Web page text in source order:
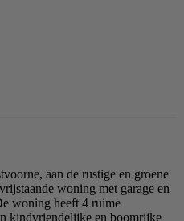
aan de rustige en groene
woning met garage en
woning heeft 4 ruime
kindvriendelijke en boomrijke